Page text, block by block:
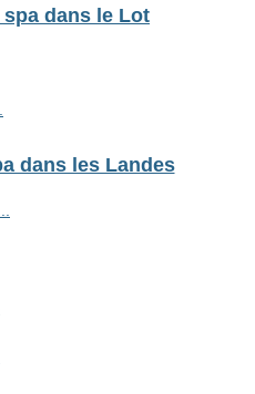
dans le Lot
dans les Landes